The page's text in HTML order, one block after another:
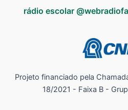
rádio escolar
Projeto financiado pela
18/2021 - Faixa B -